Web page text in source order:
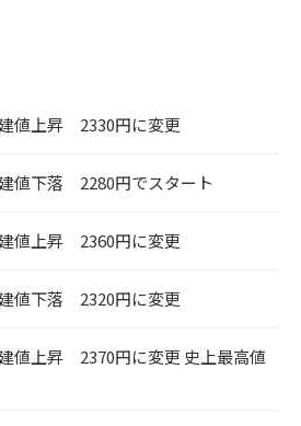
値上昇 2330円に変更
値下落 2280円でスタート
値上昇 2360円に変更
値下落 2320円に変更
値上昇 2370円に変更 史上最高値